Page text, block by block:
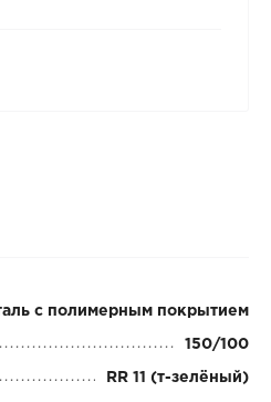
с полимерным покрытием
150/100
RR 11 (т-зелёный)